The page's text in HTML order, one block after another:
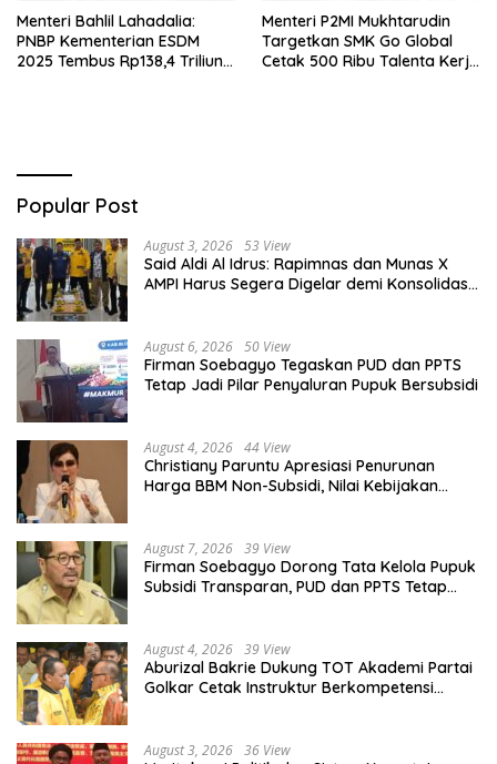
Menteri Bahlil Lahadalia:
PNBP Kementerian ESDM
2025 Tembus Rp138,4 Triliun,
Menteri P2MI Mukhtarudin
Targetkan SMK Go Global
Cetak 500 Ribu Talenta Kerja
Popular Post
August 3, 2026 53 View
Said Aldi Al Idrus: Rapimnas dan Munas X
AMPI Harus Segera Digelar demi Konsolidasi
August 6, 2026 50 View
Firman Soebagyo Tegaskan PUD dan PPTS
Tetap Jadi Pilar Penyaluran Pupuk Bersubsidi
August 4, 2026 44 View
Christiany Paruntu Apresiasi Penurunan
Harga BBM Non-Subsidi, Nilai Kebijakan
August 7, 2026 39 View
Firman Soebagyo Dorong Tata Kelola Pupuk
Subsidi Transparan, PUD dan PPTS Tetap
August 4, 2026 39 View
Aburizal Bakrie Dukung TOT Akademi Partai
Golkar Cetak Instruktur Berkompetensi
August 3, 2026 36 View